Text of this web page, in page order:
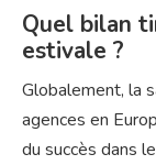
Quel bilan
estivale ?
Globalement, la
agences en
du succès dans